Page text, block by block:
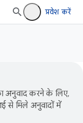
प्रवेश करें
अनुवाद करने के लिए,
से मिले अनुवादों में